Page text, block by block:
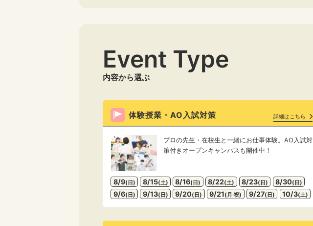
Event Type
内容から選ぶ
体験授業・AO入試対策 詳細はこちら
プロの先生・在校生と一緒にお仕事体験。AO入試対
策付きオープンキャンパスも開催中！
8/9(日) 8/15(土) 8/16(日) 8/22(土) 8/23(日) 8/30(日)
9/6(日) 9/13(日) 9/20(日) 9/21(月·祝) 9/27(日) 10/3(土)